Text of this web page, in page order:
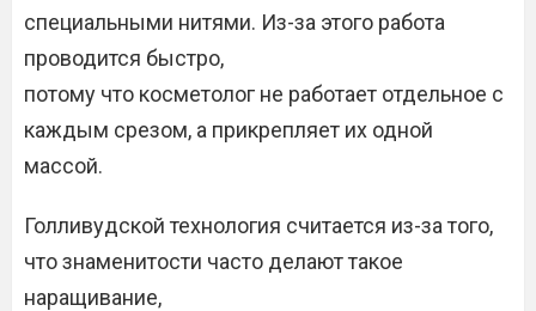
специальными нитями. Из-за этого работа
проводится быстро,
потому что косметолог не работает отдельное с
каждым срезом, а прикрепляет их одной
массой.
Голливудской технология считается из-за того,
что знаменитости часто делают такое
наращивание,